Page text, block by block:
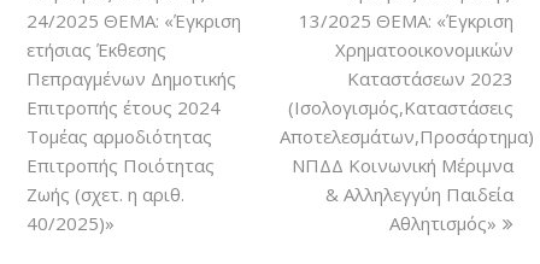
24/2025 ΘΕΜΑ: «Έγκριση
ετήσιας Έκθεσης
Πεπραγμένων Δημοτικής
Επιτροπής έτους 2024
Τομέας αρμοδιότητας
Επιτροπής Ποιότητας
Ζωής (σχετ. η αριθ.
40/2025)»
13/2025 ΘΕΜΑ: «Έγκριση
Χρηματοοικονομικών
Καταστάσεων 2023
(Ισολογισμός,Καταστάσεις
Αποτελεσμάτων,Προσάρτημα)
ΝΠΔΔ Κοινωνική Μέριμνα
& Αλληλεγγύη Παιδεία
Αθλητισμός»